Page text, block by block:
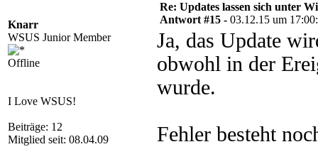
Knarr
WSUS Junior Member
Offline
I Love WSUS!
Beiträge: 12
Mitglied seit: 08.04.09
Re: Updates lassen sich unter
Antwort #15 - 03.12.15 um
Ja, das Update
obwohl in der
wurde.
Fehler besteht